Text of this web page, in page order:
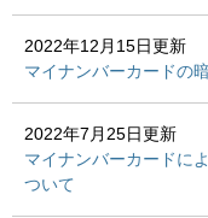
2022年12月15日更新
マイナンバーカードの
2022年7月25日更新
マイナンバーカードに
ついて